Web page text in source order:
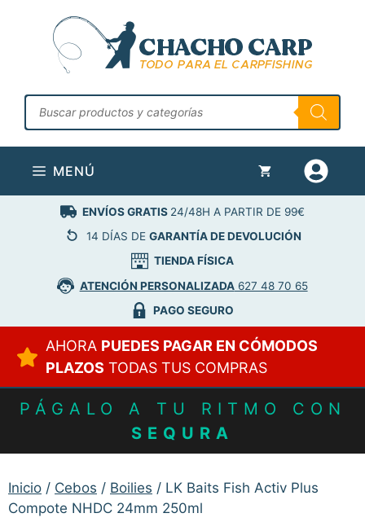
contenido
Búsqueda
de
productos
MENÚ
ENVÍOS GRATIS 24/48H A PARTIR DE 99€
14 DÍAS DE GARANTÍA DE DEVOLUCIÓN
TIENDA FÍSICA
ATENCIÓN PERSONALIZADA627 48 70 65
PAGO SEGURO
AHORA PUEDES PAGAR EN CÓMODOS
PLAZOS TODAS TUS COMPRAS
PÁGALO A TU RITMO CON
SEQURA
Inicio / Cebos / Boilies / LK Baits Fish Activ Plus
Compote NHDC 24mm 250ml